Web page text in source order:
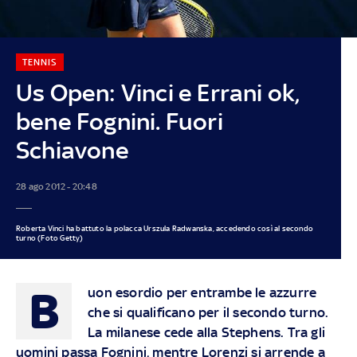
Us Open: Vinci e Errani ok,
bene Fognini. Fuori
Schiavone
TENNIS
28 ago 2012 - 20:48
Roberta Vinci ha battuto la polacca Urszula Radwanska, accedendo così al secondo
turno (Foto Getty)
B
uon esordio per entrambe le azzurre
che si qualificano per il secondo turno.
La milanese cede alla Stephens. Tra gli
uomini passa Fognini, mentre Lorenzi si arrende a